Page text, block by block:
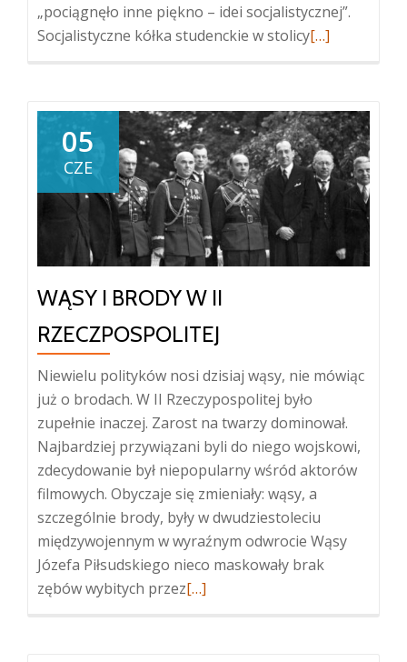
„pociągnęło inne piękno – idei socjalistycznej”.
Socjalistyczne kółka studenckie w stolicyWięcej
dolary
dla
Piłsudskiego
[…]
05
CZE
WĄSY I BRODY W II
RZECZPOSPOLITEJ
Niewielu polityków nosi dzisiaj wąsy, nie mówiąc
już o brodach. W II Rzeczypospolitej było
zupełnie inaczej. Zarost na twarzy dominował.
Najbardziej przywiązani byli do niego wojskowi,
zdecydowanie był niepopularny wśród aktorów
filmowych. Obyczaje się zmieniały: wąsy, a
szczególnie brody, były w dwudziestoleciu
międzywojennym w wyraźnym odwrocie Wąsy
Józefa Piłsudskiego nieco maskowały brak
zębów wybitych przezWięcej
[…]